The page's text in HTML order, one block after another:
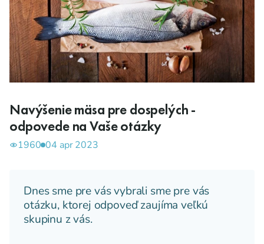
Navýšenie mäsa pre dospelých -
odpovede na Vaše otázky
1960 04 apr 2023
Dnes sme pre vás vybrali sme pre vás
otázku, ktorej odpoveď zaujíma veľkú
skupinu z vás.